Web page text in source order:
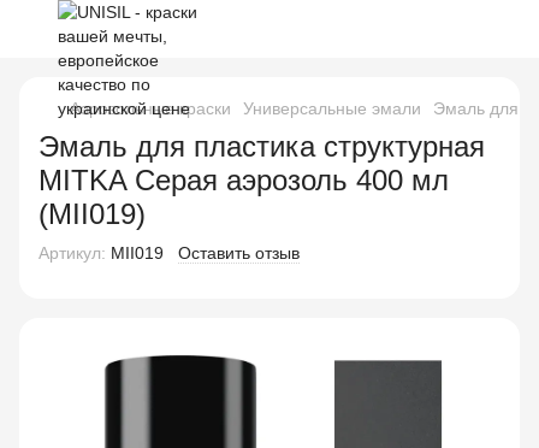
Аэрозольные краски Универсальные эмали Эмаль для
Эмаль для пластика структурная
MITKA Серая аэрозоль 400 мл
(MII019)
Артикул: MII019 Оставить отзыв